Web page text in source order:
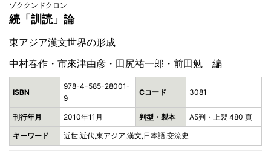
ゾククンドクロン
続「訓読」論
東アジア漢文世界の形成
中村春作・市來津由彦・田尻祐一郎・前田勉 編
ISBN
978-4-585-28001-
9
Cコード 3081
刊行年月 2010年11月 判型・製本 A5判・上製 480 頁
キーワード 近世,近代,東アジア,漢文,日本語,交流史